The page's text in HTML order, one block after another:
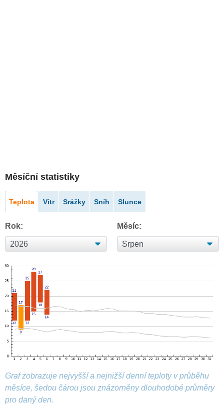
Měsíční statistiky
Teplota Vítr Srážky Sníh Slunce
Rok: Měsíc:
Graf zobrazuje nejvyšší a nejnižší denní teploty v průběhu
měsíce, šedou čárou jsou znázorněny dlouhodobé průměry
pro daný den.